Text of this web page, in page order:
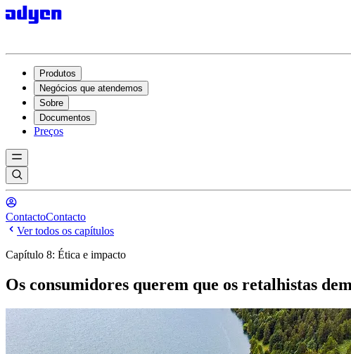
Produtos
Negócios que atendemos
Sobre
Documentos
Preços
ContactoContacto
Ver todos os capítulos
Capítulo 8: Ética e impacto
Os consumidores querem que os retalhistas